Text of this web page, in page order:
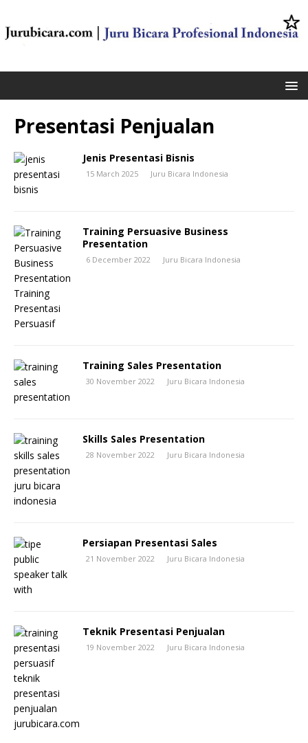
Presentasi Penjualan
Jenis Presentasi Bisnis
15 March 2025 Juru Bicara Indonesia
Training Persuasive Business
Presentation
6 December 2022 Juru Bicara Indonesia
Training Sales Presentation
30 November 2022 Juru Bicara Indonesia
Skills Sales Presentation
28 November 2022 Juru Bicara Indonesia
Persiapan Presentasi Sales
21 November 2022 Juru Bicara Indonesia
Teknik Presentasi Penjualan
19 November 2022 Juru Bicara Indonesia